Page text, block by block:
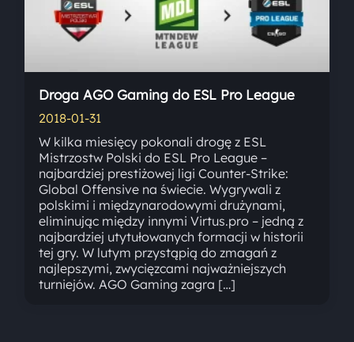
Droga AGO Gaming do ESL Pro League
2018-01-31
W kilka miesięcy pokonali drogę z ESL
Mistrzostw Polski do ESL Pro League –
najbardziej prestiżowej ligi Counter-Strike:
Global Offensive na świecie. Wygrywali z
polskimi i międzynarodowymi drużynami,
eliminując między innymi Virtus.pro – jedną z
najbardziej utytułowanych formacji w historii
tej gry. W lutym przystąpią do zmagań z
najlepszymi, zwycięzcami najważniejszych
turniejów. AGO Gaming zagra […]